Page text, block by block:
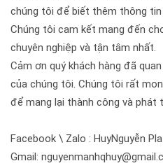
chúng tôi để biết thêm thông
Chúng tôi cam kết mang đến
chuyên nghiệp và tận tâm nhất.
Cảm ơn quý khách hàng đã
của chúng tôi. Chúng tôi rất
để mang lại thành công và phát
Facebook \ Zalo : HuyNguyễn
Gmail: